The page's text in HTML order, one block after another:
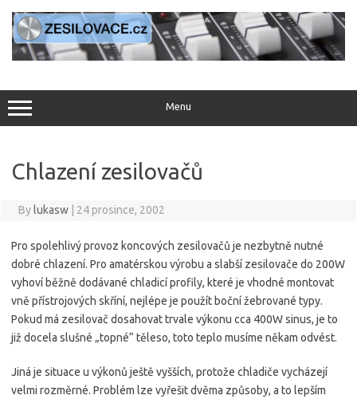
content
Menu
Chlazení zesilovačů
Bylukasw 24 prosince, 2002
Pro spolehlivý provoz koncových zesilovačů je nezbytně nutné
dobré chlazení. Pro amatérskou výrobu a slabší zesilovače do 200W
vyhoví běžně dodávané chladicí profily, které je vhodné montovat
vně přístrojových skříní, nejlépe je použít boční žebrované typy.
Pokud má zesilovač dosahovat trvale výkonu cca 400W sinus, je to
již docela slušné „topné“ těleso, toto teplo musíme někam odvést.
Jiná je situace u výkonů ještě vyšších, protože chladiče vycházejí
velmi rozměrné. Problém lze vyřešit dvěma způsoby, a to lepším